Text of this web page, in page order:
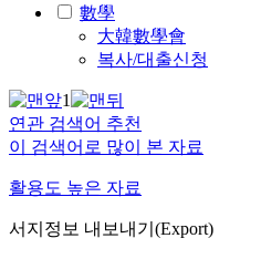
數學
大韓數學會
복사/대출신청
1
연관 검색어 추천
이 검색어로 많이 본 자료
활용도 높은 자료
서지정보 내보내기(Export)